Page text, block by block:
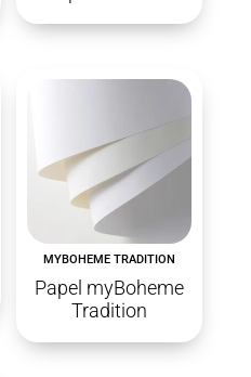
MYBOHEME TRADITION
Papel myBoheme
Tradition